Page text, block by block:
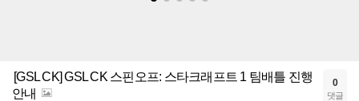
[GSL CK] GSL CK 스핀오프: 스타크래프트 1 팀배틀 진행
안내
0
댓글